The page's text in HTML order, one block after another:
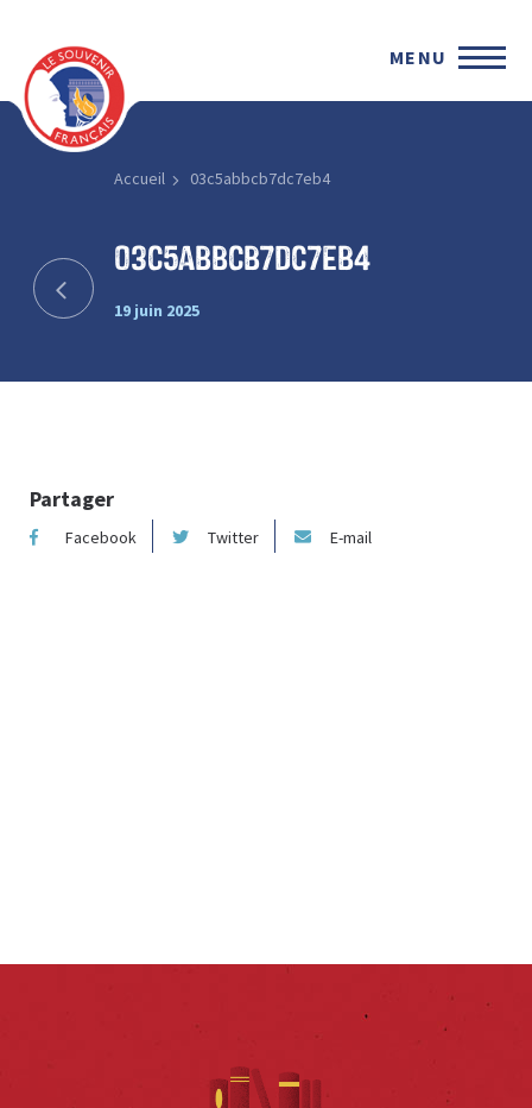
MENU
Accueil 03c5abbcb7dc7eb4
03c5abbcb7dc7eb4
19 juin 2025
Partager
Facebook Twitter E-mail